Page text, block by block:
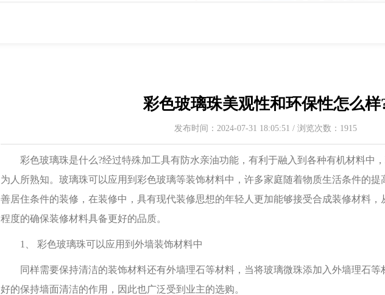
彩色玻璃珠美观性和环保性怎么样
发布时间：2024-07-31 18:05:51 / 浏览次数：1915
彩色玻璃珠是什么?经过特殊加工具有防水亲油功能，有利于融入到各种有机材料中
为人所熟知。玻璃珠可以应用到彩色玻璃等装饰材料中，许多家庭随着物质生活条件的
善居住条件的装修，在装修中，具有现代装修思想的年轻人更加能够接受合成装修材料
程度的确保装修材料具备更好的品质。
1、 彩色玻璃珠可以应用到外墙装饰材料中
同样需要保持清洁的装饰材料还有外墙理石等材料，当将玻璃微珠添加入外墙理石等
好的保持墙面清洁的作用，因此也广泛受到业主的选购。